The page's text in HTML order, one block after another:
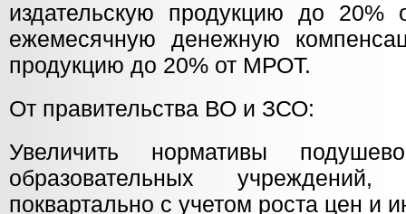
издательскую продукцию до 20%
ежемесячную денежную
продукцию до 20% от МРОТ.
От правительства ВО и ЗСО:
Увеличить нормативы
образовательных
поквартально с учетом роста цен и